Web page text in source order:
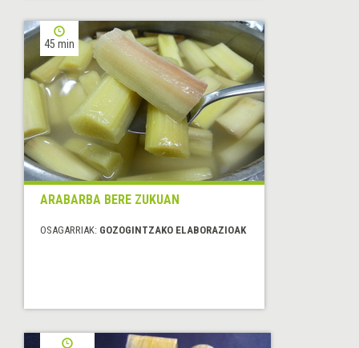
45 min
ARABARBA BERE ZUKUAN
OSAGARRIAK: GOZOGINTZAKO ELABORAZIOAK